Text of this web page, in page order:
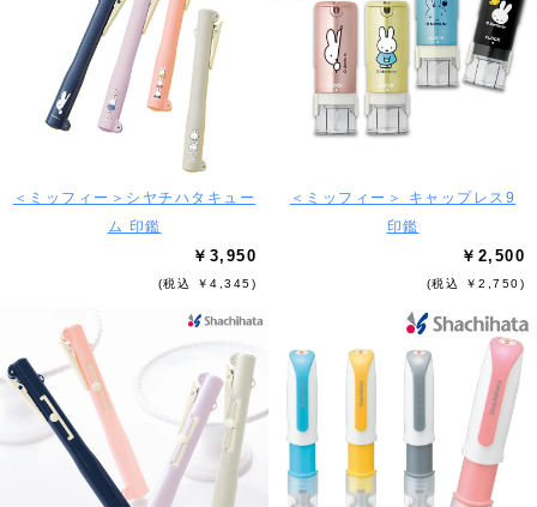
＜ミッフィー＞シヤチハタキュー
ム 印鑑
￥3,950
(税込 ￥4,345)
＜ミッフィー＞ キャップレス9
印鑑
￥2,500
(税込 ￥2,750)